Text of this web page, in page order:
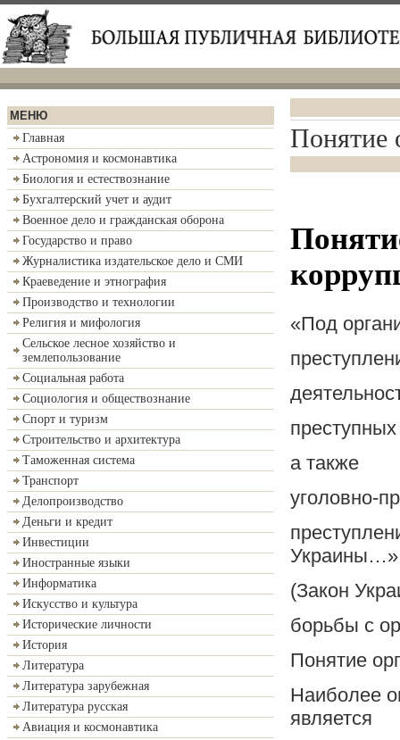
МЕНЮ
Главная
Астрономия и космонавтика
Биология и естествознание
Бухгалтерский учет и аудит
Военное дело и гражданская оборона
Государство и право
Журналистика издательское дело и СМИ
Краеведение и этнография
Производство и технологии
Религия и мифология
Сельское лесное хозяйство и
землепользование
Социальная работа
Социология и обществознание
Спорт и туризм
Строительство и архитектура
Таможенная система
Транспорт
Делопроизводство
Деньги и кредит
Инвестиции
Иностранные языки
Информатика
Искусство и культура
Исторические личности
История
Литература
Литература зарубежная
Литература русская
Авиация и космонавтика
Понятие
«Под
а также
уголовно-
Украины…»
(Закон
борьбы с
Понятие
Наиболее
является